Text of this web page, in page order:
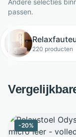
Andere selecties
passen.
220 producten
-20%